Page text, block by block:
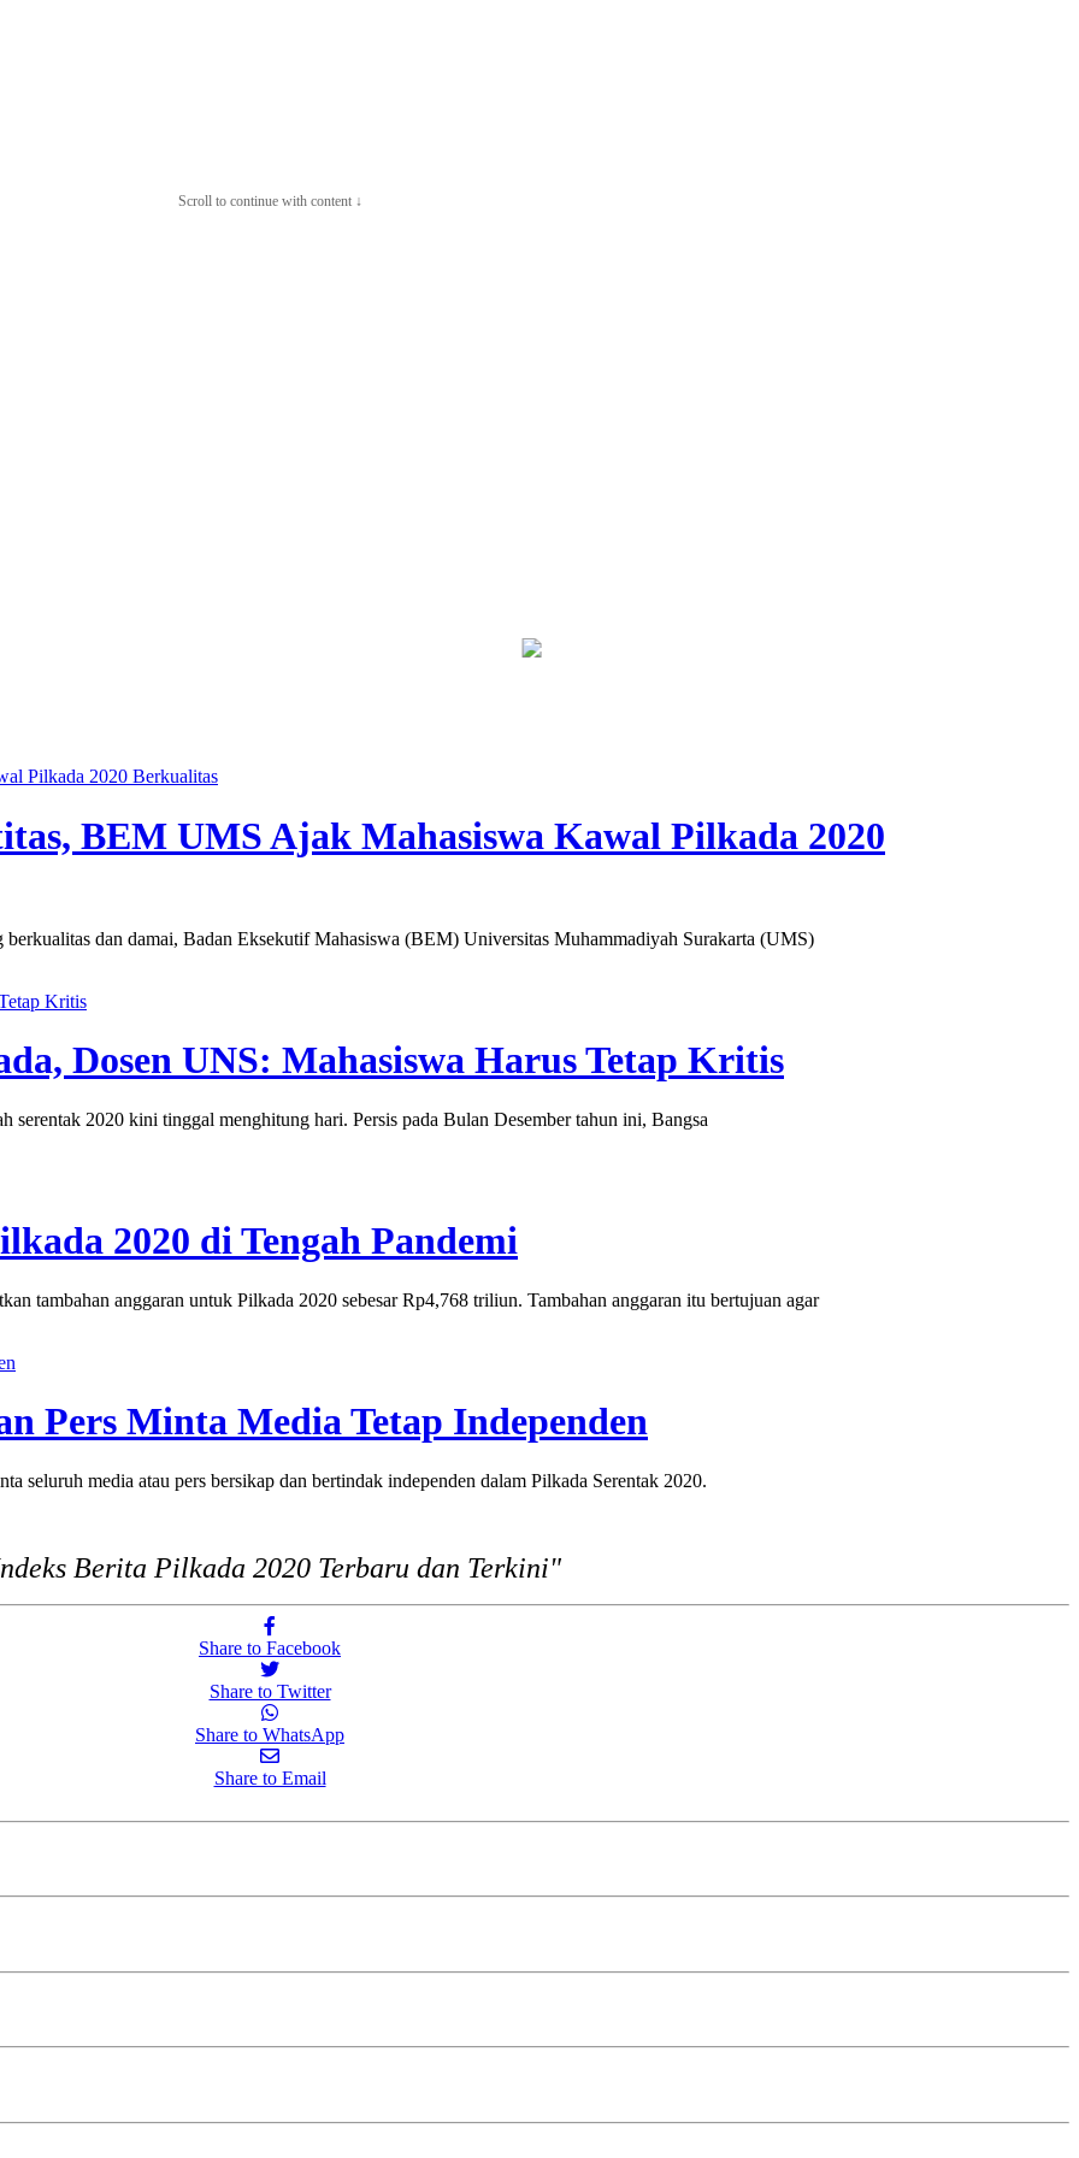
Scroll to continue with content ↓
Legislator PKB Kecam Aksi Nirempati Nakes ke Pasien BPJS, Minta Pelaku
Pilkada 2020 Berkualitas
BEM UMS Ajak Mahasiswa Kawal Pilkada 2020
dan damai, Badan Eksekutif Mahasiswa (BEM) Universitas Muhammadiyah Surakarta (UMS)
Kritis
Dosen UNS: Mahasiswa Harus Tetap Kritis
2020 kini tinggal menghitung hari. Persis pada Bulan Desember tahun ini, Bangsa
2020 di Tengah Pandemi
tambahan anggaran untuk Pilkada 2020 sebesar Rp4,768 triliun. Tambahan anggaran itu bertujuan agar
Pers Minta Media Tetap Independen
media atau pers bersikap dan bertindak independen dalam Pilkada Serentak 2020.
Berita Pilkada 2020 Terbaru dan Terkini"
Share to Facebook
Share to Twitter
Share to WhatsApp
Share to Email